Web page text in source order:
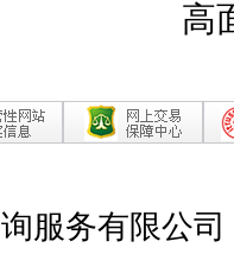
高
服务有限公